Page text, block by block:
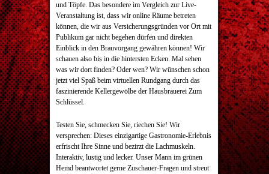
und Töpfe. Das besondere im Vergleich zur Live-
Veranstaltung ist, dass wir online Räume betreten
können, die wir aus Versicherungsgründen vor Ort mit
Publikum gar nicht begehen dürfen und direkten
Einblick in den Brauvorgang gewähren können! Wir
schauen also bis in die hintersten Ecken. Mal sehen
was wir dort finden? Oder wen? Wir wünschen schon
jetzt viel Spaß beim virtuellen Rundgang durch das
faszinierende Kellergewölbe der Hausbrauerei Zum
Schlüssel.
Testen Sie, schmecken Sie, riechen Sie! Wir
versprechen: Dieses einzigartige Gastronomie-Erlebnis
erfrischt Ihre Sinne und bezirzt die Lachmuskeln.
Interaktiv, lustig und lecker. Unser Mann im grünen
Hemd beantwortet gerne Zuschauer-Fragen und streut